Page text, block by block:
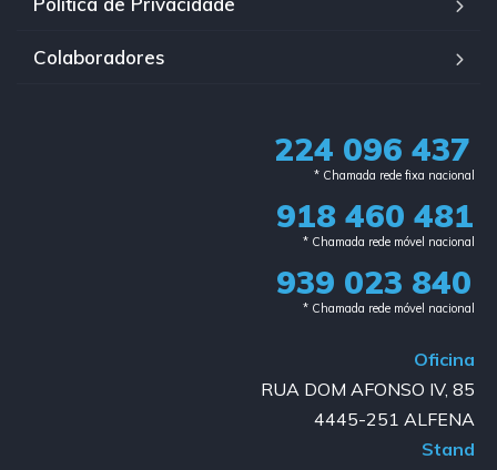
Colaboradores
224 096 437
* Chamada rede fixa nacional​
918 460 481
* Chamada rede móvel nacional
939 023 840​
* Chamada rede móvel nacional
Oficina
RUA DOM AFONSO IV, 85
4445-251 ALFENA
Stand